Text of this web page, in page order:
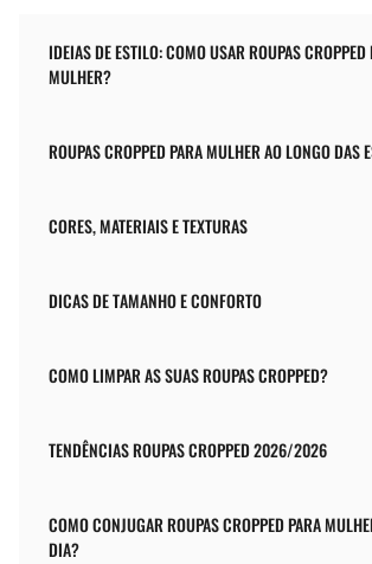
IDEIAS DE ESTILO: COMO USAR ROUPAS CROPPED
MULHER?
ROUPAS CROPPED PARA MULHER AO LONGO DAS
CORES, MATERIAIS E TEXTURAS
DICAS DE TAMANHO E CONFORTO
COMO LIMPAR AS SUAS ROUPAS CROPPED?
TENDÊNCIAS ROUPAS CROPPED 2026/2026
COMO CONJUGAR ROUPAS CROPPED PARA
DIA?